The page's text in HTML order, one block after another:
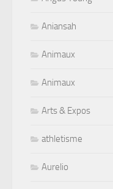
Aniansah
Animaux
Animaux
Arts & Expos
athletisme
Aurelio